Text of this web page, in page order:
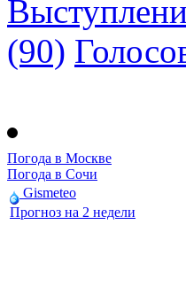
(90)
Погода в Москве
Погода в Сочи
Gismeteo
Прогноз на 2 недели